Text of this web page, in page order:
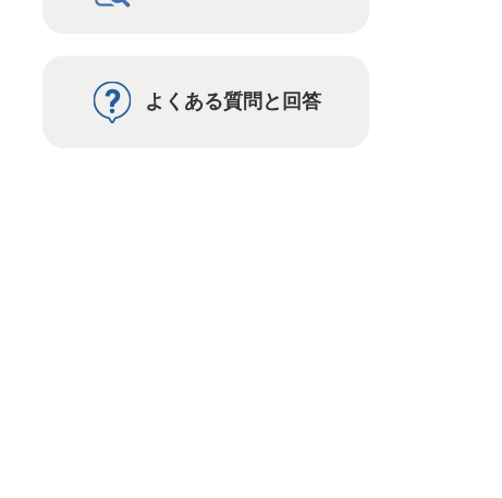
よくある質問と回答